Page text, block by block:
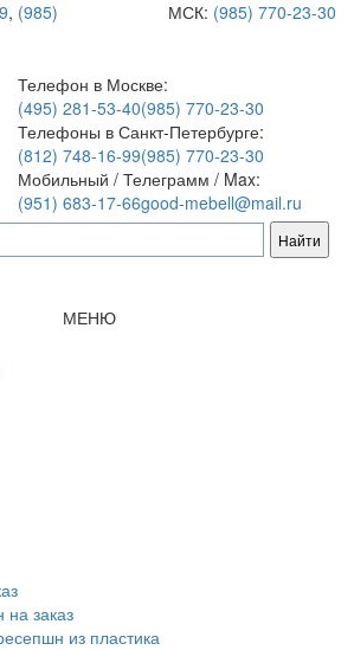
, (985)
МСК: (985) 770-23-30
Телефон в Москве:
(495) 281-53-40(985) 770-23-30
Телефоны в Санкт-Петербурге:
(812) 748-16-99(985) 770-23-30
Мобильный / Телеграмм / Max:
(951) 683-17-66good-mebell@mail.ru
МЕНЮ
на заказ
из пластика